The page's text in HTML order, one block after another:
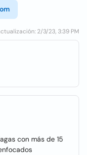
2/3/23, 3:39 PM
con más de 15